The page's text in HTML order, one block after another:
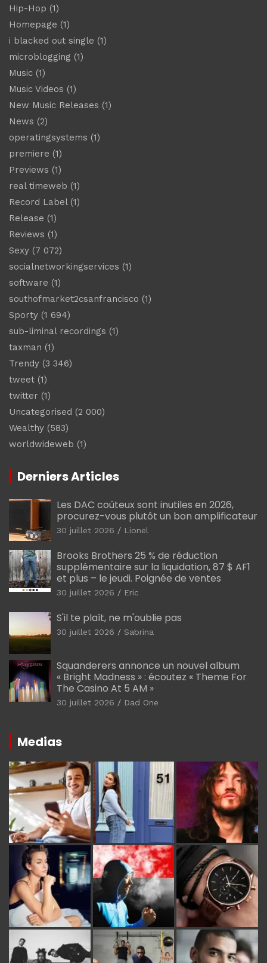
Hip-Hop (1)
Homepage (1)
i blacked out single (1)
microblogging (1)
Music (1)
Music Videos (1)
New Music Releases (1)
News (2)
operatingsystems (1)
premiere (1)
Previews (1)
real timeweb (1)
Record Label(1)
Release (1)
Reviews (1)
Sexy (7 072)
socialnetworkingservices (1)
software (1)
southofmarket2csanfrancisco (1)
Sporty (1 694)
sub-liminal recordings (1)
taxman (1)
Trendy (3 346)
tweet (1)
twitter (1)
Uncategorised (2 000)
Wealthy (583)
worldwideweb (1)
Derniers Articles
Les DAC coûteux sont inutiles en 2026,
procurez-vous plutôt un bon amplificateur
30 juillet 2026 Lionel
Brooks Brothers 25 % de réduction
supplémentaire sur la liquidation, 87 $ AF1
et plus – le jeudi. Poignée de ventes
30 juillet 2026 Eric
S'il te plaît, ne m'oublie pas
30 juillet 2026 Sabrina
Squanderers annonce un nouvel album
« Bright Madness » : écoutez « Theme For
The Casino At 5 AM »
30 juillet 2026 Dad One
Medias